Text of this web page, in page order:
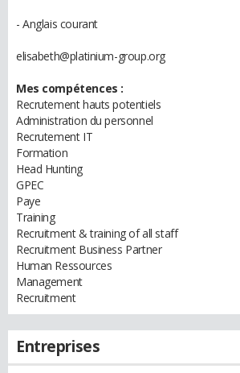
- Anglais courant
elisabeth@platinium-group.org
Mes compétences :
Recrutement hauts potentiels
Administration du personnel
Recrutement IT
Formation
Head Hunting
GPEC
Paye
Training
Recruitment & training of all staff
Recruitment Business Partner
Human Ressources
Management
Recruitment
Entreprises